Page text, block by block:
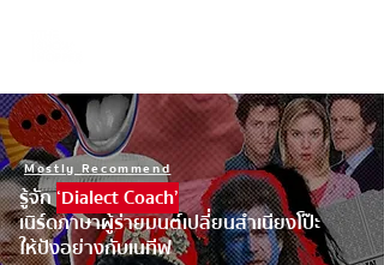
Mostly Recommend
รู้จัก‘Dialect Coach’
เนิร์ดภาษาผู้ร่ายมนต์เปลี่ยนสำเนียงโป๊ะ
ให้ปังอย่างกับเนทีฟ